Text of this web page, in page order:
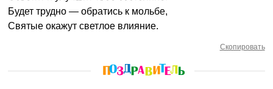
Будет трудно — обратись к мольбе,
Святые окажут светлое влияние.
Скопировать